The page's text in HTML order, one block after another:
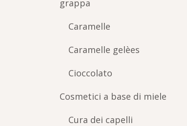
grappa
Caramelle
Caramelle gelèes
Cioccolato
Cosmetici a base di miele
Cura dei capelli